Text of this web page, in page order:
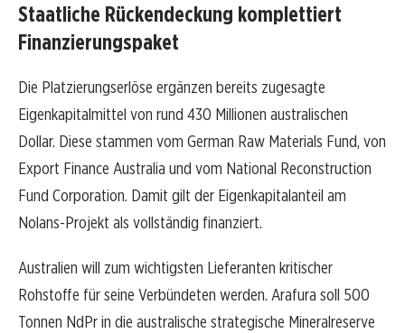
Staatliche Rückendeckung komplettiert
Finanzierungspaket
Die Platzierungserlöse ergänzen bereits zugesagte
Eigenkapitalmittel von rund 430 Millionen australischen
Dollar. Diese stammen vom German Raw Materials Fund, von
Export Finance Australia und vom National Reconstruction
Fund Corporation. Damit gilt der Eigenkapitalanteil am
Nolans-Projekt als vollständig finanziert.
Australien will zum wichtigsten Lieferanten kritischer
Rohstoffe für seine Verbündeten werden. Arafura soll 500
Tonnen NdPr in die australische strategische Mineralreserve